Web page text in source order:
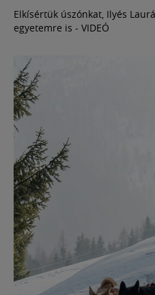
Elkísértük úszónkat, Ilyés
egyetemre is - VIDEÓ